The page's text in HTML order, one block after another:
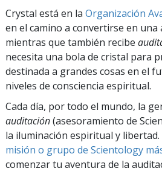
Crystal está en la Organización
en el camino a convertirse en una
mientras que también recibe
necesita una bola de cristal para
destinada a grandes cosas en el
niveles de consciencia espiritual.
Cada día, por todo el mundo, la
auditación(asesoramiento de
la iluminación espiritual y libertad.
misión o grupo de Scientology
comenzar tu aventura de la